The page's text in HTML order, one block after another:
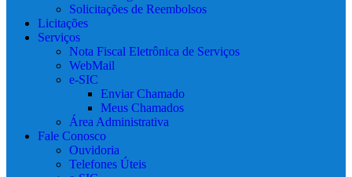
Solicitações de Reembolsos
Licitações
Serviços
Nota Fiscal Eletrônica de Serviços
WebMail
e-SIC
Enviar Chamado
Meus Chamados
Área Administrativa
Fale Conosco
Ouvidoria
Telefones Úteis